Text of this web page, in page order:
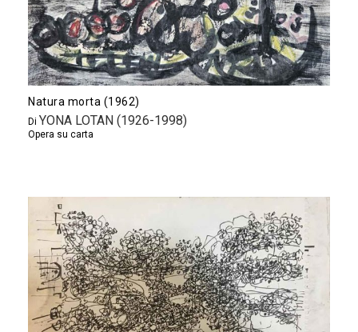
Natura morta (1962)
Di YONA LOTAN (1926-1998)
Opera su carta